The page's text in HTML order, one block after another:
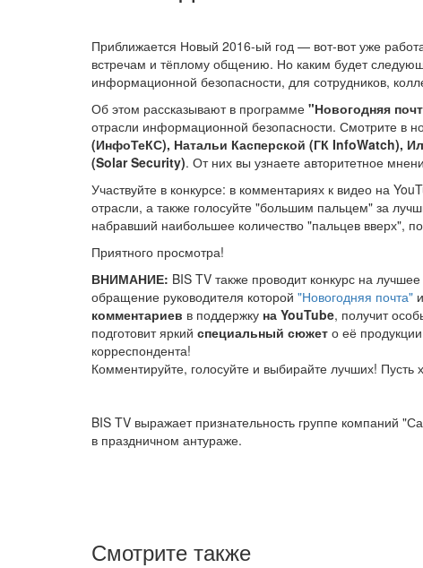
Приближается Новый 2016-ый год — вот-вот уже
встречам и тёплому общению. Но каким будет
информационной безопасности, для сотрудников,
Об этом рассказывают в программе "Новогодняя
отрасли информационной безопасности. Смотрите в
(ИнфоТеКС), Натальи Касперской (ГК InfoWatch),
(Solar Security). От них вы узнаете авторитетное
Участвуйте в конкурсе: в комментариях к видео на
отрасли, а также голосуйте "большим пальцем" за
набравший наибольшее количество "пальцев вверх",
Приятного просмотра!
ВНИМАНИЕ: BIS TV также проводит конкурс на
обращение руководителя которой "Новогодняя почта"
комментариев в поддержку на YouTube, получит
подготовит яркий специальный сюжет о её
корреспондента!
Комментируйте, голосуйте и выбирайте лучших!
BIS TV выражает признательность группе компаний
в праздничном антураже.
Смотрите также